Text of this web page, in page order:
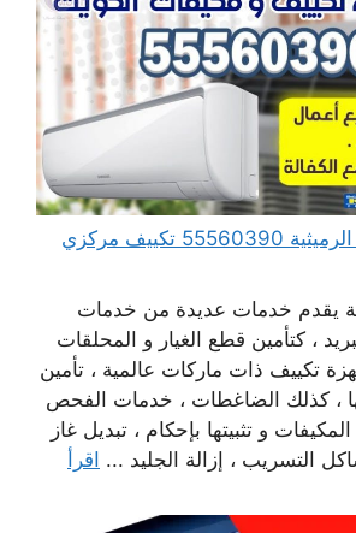
فني تكييف وتبريد الرميثية 55560390 تكييف مركزي
يقدم خدمات عديدة من خدمات
، كتأمين قطع الغيار و المحلقات
تكييف ذات ماركات عالمية ، تأمين
، كذلك الضاغطات ، خدمات الفحص
و تثبيتها بإحكام ، تبديل غاز
التسريب ، إزالة الجليد ... اقرأ